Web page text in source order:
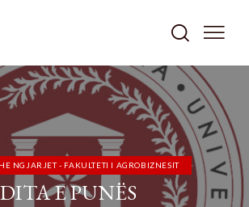
NGJARJET - FAKULTETI I AGROBIZNESIT
DITA E PUNËS